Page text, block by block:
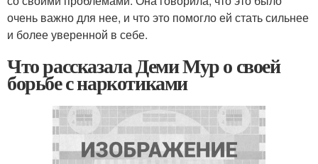
очень важно для нее, и что это помогло ей стать сильнее
и более уверенной в себе.
Что рассказала Деми Мур о своей
борьбе с наркотиками